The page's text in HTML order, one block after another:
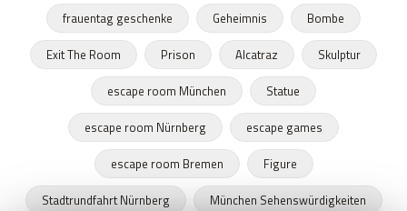
frauentag geschenke
Geheimnis
Bombe
Exit The Room
Prison Alcatraz
Skulptur
escape room München
Statue
escape room Nürnberg
escape games
escape room Bremen
Figure
Stadtrundfahrt Nürnberg
München Sehenswürdigkeiten